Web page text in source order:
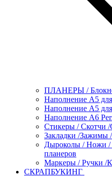
ПЛАНЕРЫ /
Наполнение А5
Наполнение А5
Наполнение А6
Стикеры / Скотчи /
Закладки /Зажимы
Дыроколы / Ножи /
планеров
Маркеры / Ручки /
СКРАПБУКИНГ